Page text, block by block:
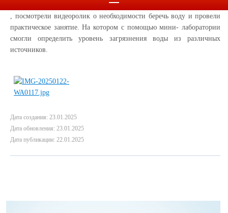
которой они познакомились с видами загрязнения воды в природе
, посмотрели видеоролик о необходимости беречь воду и провели
практическое занятие. На котором с помощью мини- лаборатории
смогли определить уровень загрязнения воды из различных
источников.
Дата создания: 23.01.2025
Дата обновления: 23.01.2025
Дата публикации: 22.01.2025